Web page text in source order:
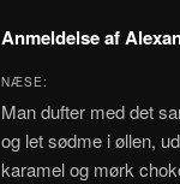
Anmeldelse af
NÆSE:
Man dufter med det
og let sødme i øllen,
karamel og mørk